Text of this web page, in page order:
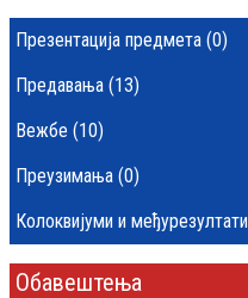
Презентација предмета (0)
Предавања (13)
Вежбе (10)
Преузимања (0)
Колоквијуми и
Обавештења